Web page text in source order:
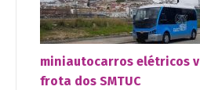
miniautocarros elétricos
frota dos SMTUC